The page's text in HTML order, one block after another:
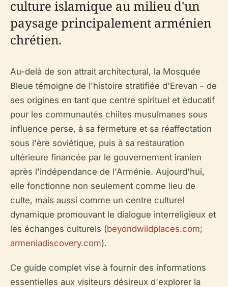
culture islamique au milieu d'un
paysage principalement arménien
chrétien.
Au-delà de son attrait architectural, la Mosquée
Bleue témoigne de l'histoire stratifiée d'Erevan – de
ses origines en tant que centre spirituel et éducatif
pour les communautés chiites musulmanes sous
influence perse, à sa fermeture et sa réaffectation
sous l'ère soviétique, puis à sa restauration
ultérieure financée par le gouvernement iranien
après l'indépendance de l'Arménie. Aujourd'hui,
elle fonctionne non seulement comme lieu de
culte, mais aussi comme un centre culturel
dynamique promouvant le dialogue interreligieux et
les échanges culturels (beyondwildplaces.com;
armeniadiscovery.com).
Ce guide complet vise à fournir des informations
essentielles aux visiteurs désireux d'explorer la